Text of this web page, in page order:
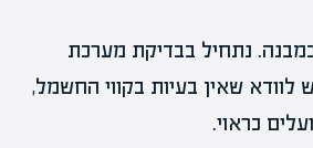
נתחיל בבדיקת מערכת
שאין בעיות בקווי החשמל,
כראוי.